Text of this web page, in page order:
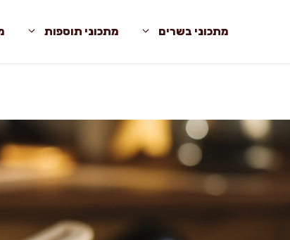
מתכוני בשרים מתכוני תוספות